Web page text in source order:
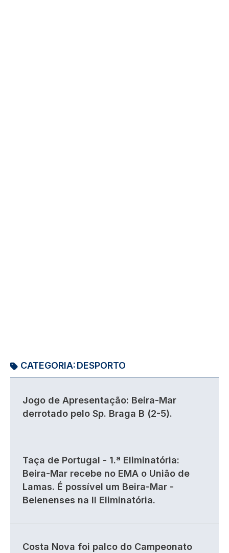
CATEGORIA:DESPORTO
Jogo de Apresentação: Beira-Mar
derrotado pelo Sp. Braga B (2-5).
Taça de Portugal - 1.ª Eliminatória:
Beira-Mar recebe no EMA o União de
Lamas. É possível um Beira-Mar -
Belenenses na II Eliminatória.
Costa Nova foi palco do Campeonato